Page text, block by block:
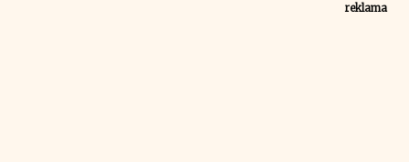
reklama